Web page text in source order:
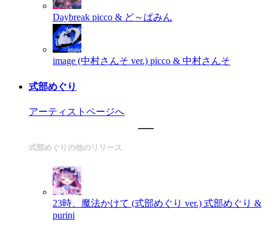
Daybreak picco & ど～ぱみん
image (中村さんそ ver.) picco & 中村さんそ
式部めぐり
アーティストページへ
式部めぐりの他のリリース
23時、魔法かけて (式部めぐり ver.) 式部めぐり &
purini